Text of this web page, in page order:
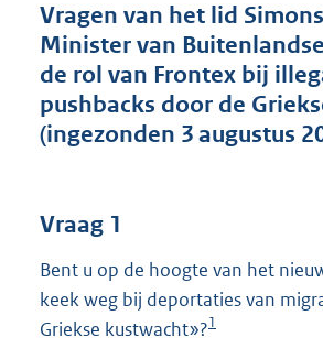
d
s
g
r
o
9
K
Vragen van het lid
Minister van
de rol van Frontex bij
pushbacks door de
(ingezonden 3 augustus
Vraag 1
Bent u op de hoogte van het
keek weg bij deportaties van
Griekse kustwacht»?1